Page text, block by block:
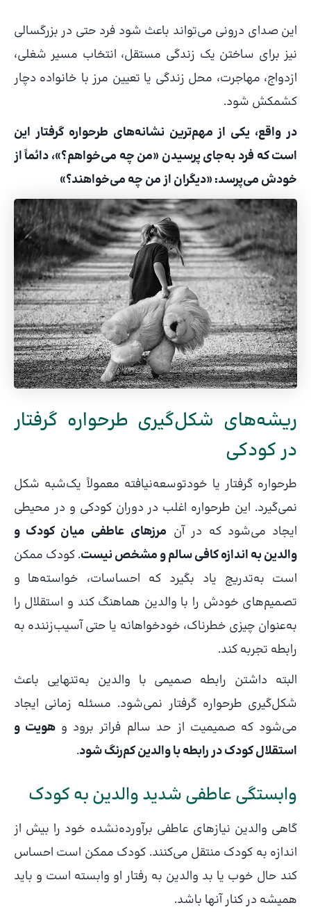
این صدای درونی می‌تواند باعث شود فرد حتی در بزرگسالی
نیز برای ساختن یک زندگی مستقل، انتخاب مسیر شغلی،
ازدواج، مهاجرت، محل زندگی یا تعیین مرز با خانواده دچار
کشمکش شود.
در واقع، یکی از مهم‌ترین نشانه‌های طرحواره گرفتار این
است که فرد به‌جای پرسیدن «من چه می‌خواهم؟»، دائماً از
خودش می‌پرسد: «دیگران از من چه می‌خواهند؟»
ریشه‌های شکل‌گیری طرحواره گرفتار
در کودکی
طرحواره گرفتار یا خودتوسعه‌نیافته معمولاً یک‌شبه شکل
نمی‌گیرد. این طرحواره اغلب در دوران کودکی و در محیطی
ایجاد می‌شود که در آن مرزهای عاطفی میان کودک و
والدین به اندازه کافی سالم و مشخص نیست. کودک ممکن
است به‌تدریج یاد بگیرد که احساسات، خواسته‌ها و
تصمیم‌های خودش را با والدین هماهنگ کند و استقلال را
به‌عنوان چیزی خطرناک، خودخواهانه یا حتی آسیب‌زننده به
رابطه تجربه کند.
البته داشتن رابطه صمیمی با والدین به‌تنهایی باعث
شکل‌گیری طرحواره گرفتار نمی‌شود. مسئله زمانی ایجاد
می‌شود که صمیمیت از حد سالم فراتر برود وهویت و
استقلال کودک در رابطه با والدین کم‌رنگ شود.
وابستگی عاطفی شدید والدین به کودک
گاهی والدین نیازهای عاطفی برآورده‌نشده خود را بیش از
اندازه به کودک منتقل می‌کنند. کودک ممکن است احساس
کند حال خوب یا بد والدین به رفتار او وابسته است و باید
همیشه در کنار آنها باشد.